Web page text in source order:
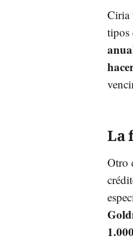
Ciria
tipos
La
Otro